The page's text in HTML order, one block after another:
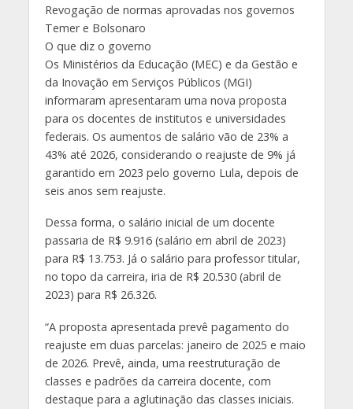
Revogação de normas aprovadas nos governos
Temer e Bolsonaro
O que diz o governo
Os Ministérios da Educação (MEC) e da Gestão e
da Inovação em Serviços Públicos (MGI)
informaram apresentaram uma nova proposta
para os docentes de institutos e universidades
federais. Os aumentos de salário vão de 23% a
43% até 2026, considerando o reajuste de 9% já
garantido em 2023 pelo governo Lula, depois de
seis anos sem reajuste.
Dessa forma, o salário inicial de um docente
passaria de R$ 9.916 (salário em abril de 2023)
para R$ 13.753. Já o salário para professor titular,
no topo da carreira, iria de R$ 20.530 (abril de
2023) para R$ 26.326.
“A proposta apresentada prevê pagamento do
reajuste em duas parcelas: janeiro de 2025 e maio
de 2026. Prevê, ainda, uma reestruturação de
classes e padrões da carreira docente, com
destaque para a aglutinação das classes iniciais.